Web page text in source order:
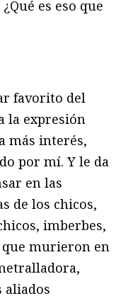
es eso que
favorito del
la expresión
más interés,
por mí. Y le da
en las
de los chicos,
imberbes,
murieron en
aliados